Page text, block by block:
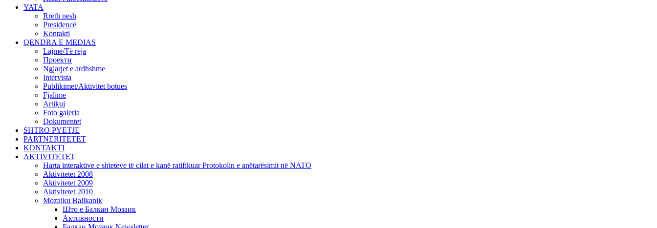
YATA
Rreth nesh
Presidencë
Kontakti
QENDRA E MEDIAS
Lajme/Të reja
Проекти
Ngjarjet e ardhshme
Intervista
Publikimet/Aktivitet botues
Fjalime
Artikuj
Foto galeria
Dokumentet
SHTRO PYETJE
PARTNERITETET
KONTAKTI
AKTIVITETET
Harta interaktive e shteteve të cilat e kanë ratifikuar Protokolin e anëtarësimit në NATO
Aktivitetet 2008
Aktivitetet 2009
Aktivitetet 2010
Mozaiku Ballkanik
Што е Балкан Мозаик
Активности